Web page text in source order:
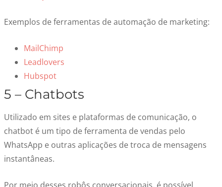
Exemplos de ferramentas de automação de marketing:
MailChimp
Leadlovers
Hubspot
5 – Chatbots
Utilizado em sites e plataformas de comunicação, o
chatbot é um tipo de ferramenta de vendas pelo
WhatsApp e outras aplicações de troca de mensagens
instantâneas.